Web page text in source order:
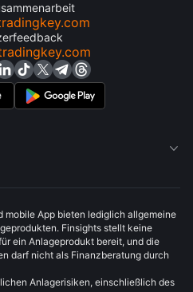

mobile App bieten lediglich allgemeine
Finsights stellt keine
ein Anlageprodukt bereit, und die
darf nicht als Finanzberatung durch
Anlagerisiken, einschließlich des